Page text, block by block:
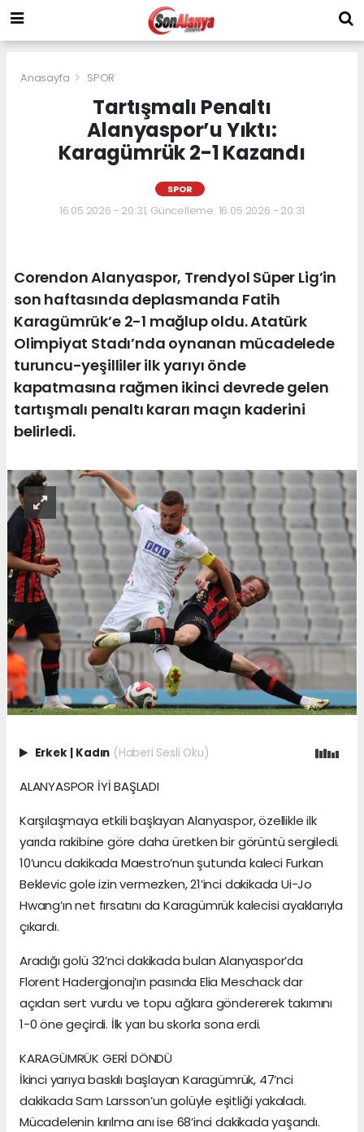
Anasayfa SPOR
Tartışmalı Penaltı
Alanyaspor’u Yıktı:
Karagümrük 2-1 Kazandı
SPOR
16.05.2026 - 20:31, Güncelleme: 16.05.2026 - 20:31
Corendon Alanyaspor, Trendyol Süper Lig’in
son haftasında deplasmanda Fatih
Karagümrük’e 2-1 mağlup oldu. Atatürk
Olimpiyat Stadı’nda oynanan mücadelede
turuncu-yeşilliler ilk yarıyı önde
kapatmasına rağmen ikinci devrede gelen
tartışmalı penaltı kararı maçın kaderini
belirledi.
Erkek | Kadın (Haberi Sesli Oku)
ALANYASPOR İYİ BAŞLADI
Karşılaşmaya etkili başlayan Alanyaspor, özellikle ilk
yarıda rakibine göre daha üretken bir görüntü sergiledi.
10’uncu dakikada Maestro’nun şutunda kaleci Furkan
Beklevic gole izin vermezken, 21’inci dakikada Ui-Jo
Hwang’ın net fırsatını da Karagümrük kalecisi ayaklarıyla
çıkardı.
Aradığı golü 32’nci dakikada bulan Alanyaspor’da
Florent Hadergjonaj’ın pasında Elia Meschack dar
açıdan sert vurdu ve topu ağlara göndererek takımını
1-0 öne geçirdi. İlk yarı bu skorla sona erdi.
KARAGÜMRÜK GERİ DÖNDÜ
İkinci yarıya baskılı başlayan Karagümrük, 47’nci
dakikada Sam Larsson’un golüyle eşitliği yakaladı.
Mücadelenin kırılma anı ise 68’inci dakikada yaşandı.